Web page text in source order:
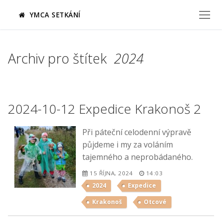
YMCA SETKÁNÍ
Archiv pro štítek 2024
2024-10-12 Expedice Krakonoš 2
Při páteční celodenní výpravě
půjdeme i my za voláním
tajemného a neprobádaného.
15 ŘÍJNA, 2024 14:03
2024
Expedice
Krakonoš
Otcové